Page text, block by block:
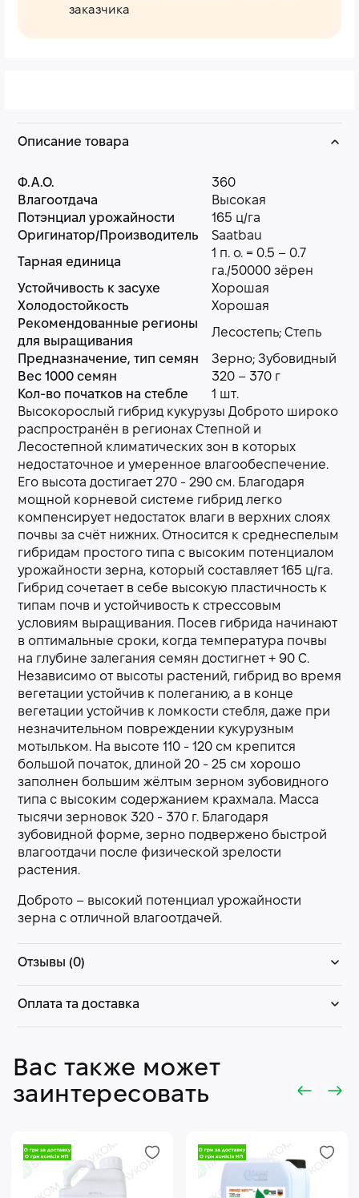
заказчика
Описание товара
Ф.А.О.
360
Влагоотдача
Высокая
Потэнциал урожайности
165 ц/га
Оригинатор/Производитель
Saatbau
Тарная единица
1 п. о. = 0.5 – 0.7
га./50000 зёрен
Устойчивость к засухе
Хорошая
Холодостойкость
Хорошая
Рекомендованные регионы
для выращивания
Лесостепь; Степь
Предназначение, тип семян
Зерно; Зубовидный
Вес 1000 семян
320 – 370 г
Кол-во початков на стебле
1 шт.
Высокорослый гибрид кукурузы Доброто широко
распространён в регионах Степной и
Лесостепной климатических зон в которых
недостаточное и умеренное влагообеспечение.
Его высота достигает 270 - 290 см. Благодаря
мощной корневой системе гибрид легко
компенсирует недостаток влаги в верхних слоях
почвы за счёт нижних. Относится к среднеспелым
гибридам простого типа с высоким потенциалом
урожайности зерна, который составляет 165 ц/га.
Гибрид сочетает в себе высокую пластичность к
типам почв и устойчивость к стрессовым
условиям выращивания. Посев гибрида начинают
в оптимальные сроки, когда температура почвы
на глубине залегания семян достигнет + 90 С.
Независимо от высоты растений, гибрид во время
вегетации устойчив к полеганию, а в конце
вегетации устойчив к ломкости стебля, даже при
незначительном повреждении кукурузным
мотыльком. На высоте 110 - 120 см крепится
большой початок, длиной 20 - 25 см хорошо
заполнен большим жёлтым зерном зубовидного
типа с высоким содержанием крахмала. Масса
тысячи зерновок 320 - 370 г. Благодаря
зубовидной форме, зерно подвержено быстрой
влагоотдачи после физической зрелости
растения.
Доброто – высокий потенциал урожайности
зерна с отличной влагоотдачей.
Отзывы (0)
Оплата та доставка
Вас также может
заинтересовать